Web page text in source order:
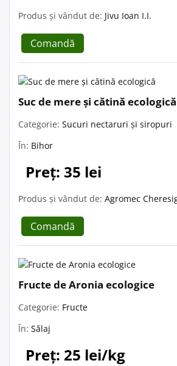
Produs și vândut de: Jivu Ioan I.I.
Comandă
Suc de mere și cătină ecologică
Categorie: Sucuri nectaruri și siropuri
În: Bihor
Preț: 35 lei
Produs și vândut de: Agromec
Comandă
Fructe de Aronia ecologice
Categorie: Fructe
În: Sălaj
Preț: 25 lei/kg